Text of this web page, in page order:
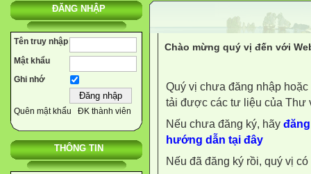
ĐĂNG NHẬP
Tên truy nhập
Mật khẩu
Ghi nhớ
Quên mật khẩu ĐK thành viên
THÔNG TIN
Chào mừng quý vị đến với
Quý vị chưa đăng nhập
tải được các tư liệu của Thư
Nếu chưa đăng ký, hãy
hướng dẫn tại đây
Nếu đã đăng ký rồi, quý vị